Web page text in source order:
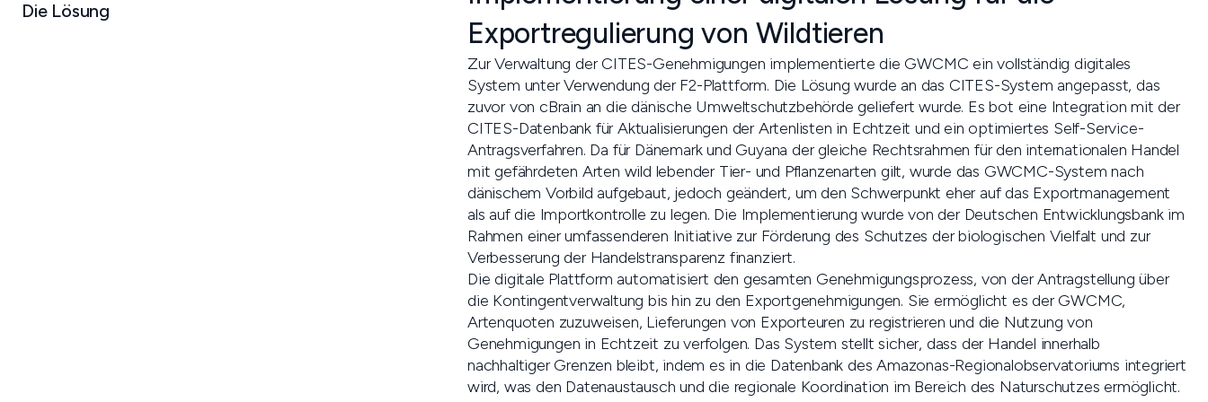
Die Lösung
Exportregulierung von Wildtieren
Zur Verwaltung der CITES-Genehmigungen implementierte die GWCMC ein vollständig digitales
System unter Verwendung der F2-Plattform. Die Lösung wurde an das CITES-System angepasst, das
zuvor von cBrain an die dänische Umweltschutzbehörde geliefert wurde. Es bot eine Integration mit der
CITES-Datenbank für Aktualisierungen der Artenlisten in Echtzeit und ein optimiertes Self-Service-
Antragsverfahren. Da für Dänemark und Guyana der gleiche Rechtsrahmen für den internationalen Handel
mit gefährdeten Arten wild lebender Tier- und Pflanzenarten gilt, wurde das GWCMC-System nach
dänischem Vorbild aufgebaut, jedoch geändert, um den Schwerpunkt eher auf das Exportmanagement
als auf die Importkontrolle zu legen. Die Implementierung wurde von der Deutschen Entwicklungsbank im
Rahmen einer umfassenderen Initiative zur Förderung des Schutzes der biologischen Vielfalt und zur
Verbesserung der Handelstransparenz finanziert.
Die digitale Plattform automatisiert den gesamten Genehmigungsprozess, von der Antragstellung über
die Kontingentverwaltung bis hin zu den Exportgenehmigungen. Sie ermöglicht es der GWCMC,
Artenquoten zuzuweisen, Lieferungen von Exporteuren zu registrieren und die Nutzung von
Genehmigungen in Echtzeit zu verfolgen. Das System stellt sicher, dass der Handel innerhalb
nachhaltiger Grenzen bleibt, indem es in die Datenbank des Amazonas-Regionalobservatoriums integriert
wird, was den Datenaustausch und die regionale Koordination im Bereich des Naturschutzes ermöglicht.